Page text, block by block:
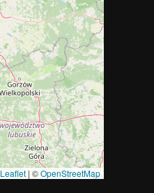
Leaflet | ©OpenStreetMap